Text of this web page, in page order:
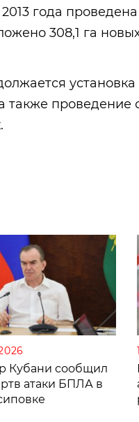
года
308,1 га
также проведение
Кубани сообщил
атаки БПЛА в